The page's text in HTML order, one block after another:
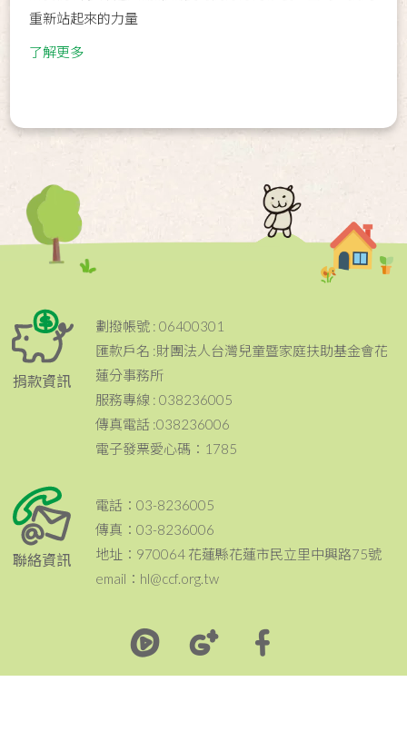
重新站起來的力量
了解更多
捐款資訊
劃撥帳號 : 06400301
匯款戶名 :財團法人台灣兒童暨家庭扶助基金會花
蓮分事務所
服務專線 : 038236005
傳真電話 :038236006
電子發票愛心碼：1785
聯絡資訊
電話：03-8236005
傳真：03-8236006
地址：970064 花蓮縣花蓮市民立里中興路75號
email：hl@ccf.org.tw